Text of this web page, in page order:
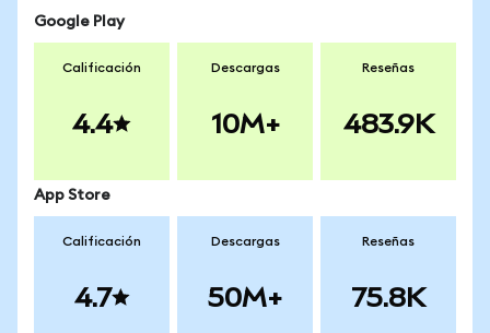
Google Play
Calificación
4.4
Descargas
10M+
Reseñas
483.9K
App Store
Calificación
4.7
Descargas
50M+
Reseñas
75.8K